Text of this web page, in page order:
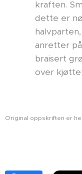
kraften.
dette er
anretter
braisert
over
Original oppskriften er